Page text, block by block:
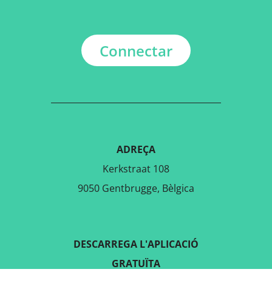
Connectar
ADREÇA
Kerkstraat 108
9050 Gentbrugge, Bèlgica
DESCARREGA L'APLICACIÓ
GRATUÏTA